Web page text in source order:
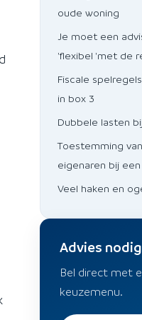
oude woning
Je moet een
'flexibel 'met de
Fiscale
in box 3
Dubbele lasten
Toestemming
eigenaren bij
Veel haken en
Advies
Bel direct met
keuzemenu.